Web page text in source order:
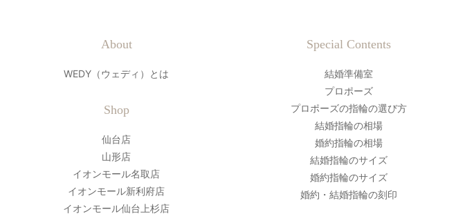
About
WEDY（ウェディ）とは
Shop
仙台店
山形店
イオンモール名取店
イオンモール新利府店
イオンモール仙台上杉店
Special Contents
結婚準備室
プロポーズ
プロポーズの指輪の選び方
結婚指輪の相場
婚約指輪の相場
結婚指輪のサイズ
婚約指輪のサイズ
婚約・結婚指輪の刻印